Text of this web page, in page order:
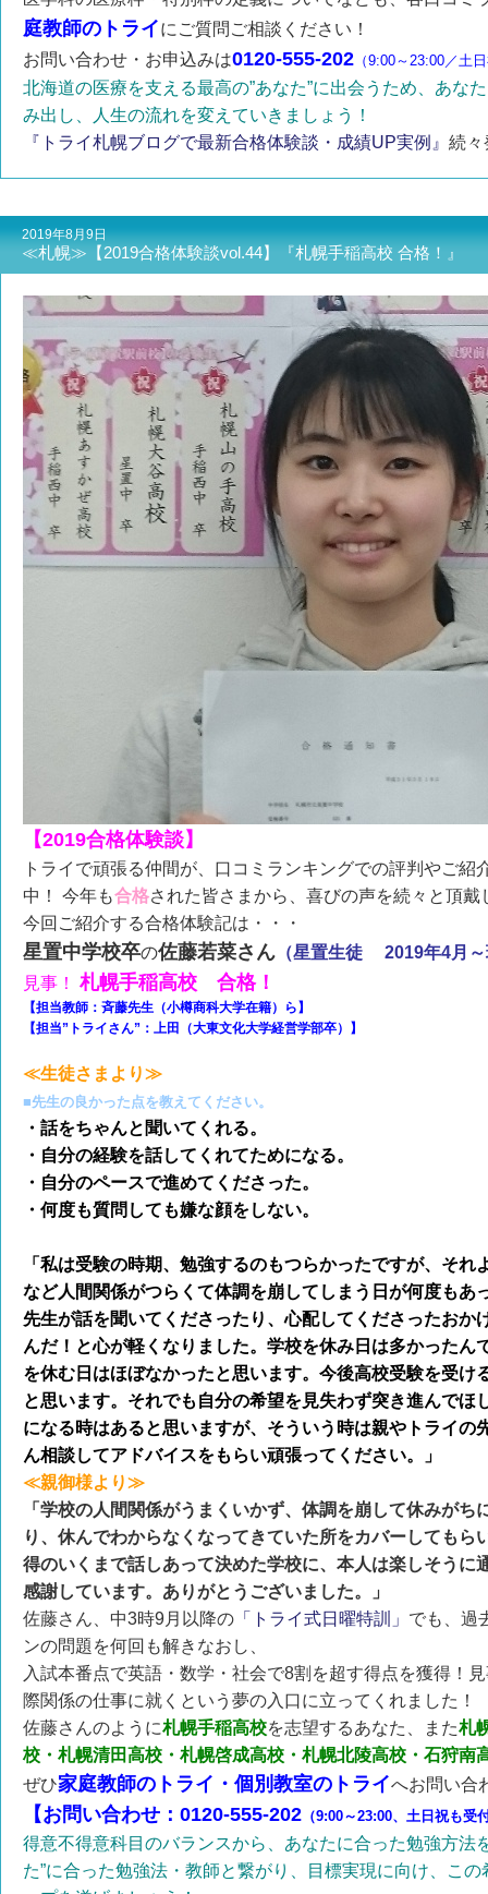
庭教師のトライにご質問ご相談ください！
お問い合わせ・お申込みは0120-555-202 （9:00～23:00／土
北海道の医療を支える最高の”あなた”に出会うため、あな
み出し、人生の流れを変えていきましょう！
『トライ札幌ブログで最新合格体験談・成績UP実例』 続々
2019年8月9日
≪札幌≫【2019合格体験談vol.44】『札幌手稲高校 合格！』
【2019合格体験談】
トライで頑張る仲間が、口コミランキングでの評判やご紹
中！ 今年も合格された皆さまから、喜びの声を続々と頂戴
今回ご紹介する合格体験記は・・・
星置中学校卒の佐藤若菜さん （星置生徒 2019年4月
見事！ 札幌手稲高校 合格！
【担当教師：斉藤先生（小樽商科大学在籍）ら】
【担当”トライさん”：上田（大東文化大学経営学部卒）】
≪生徒さまより≫
■先生の良かった点を教えてください。
・話をちゃんと聞いてくれる。
・自分の経験を話してくれてためになる。
・自分のペースで進めてくださった。
・何度も質問しても嫌な顔をしない。
「私は受験の時期、勉強するのもつらかったですが、それ
など人間関係がつらくて体調を崩してしまう日が何度もあ
先生が話を聞いてくださったり、心配してくださったおか
んだ！と心が軽くなりました。学校を休み日は多かったん
を休む日はほぼなかったと思います。今後高校受験を受け
と思います。それでも自分の希望を見失わず突き進んでほ
になる時はあると思いますが、そういう時は親やトライの
ん相談してアドバイスをもらい頑張ってください。」
≪親御様より≫
「学校の人間関係がうまくいかず、体調を崩して休みがち
り、休んでわからなくなってきていた所をカバーしてもら
得のいくまで話しあって決めた学校に、本人は楽しそうに
感謝しています。ありがとうございました。」
佐藤さん、中3時9月以降の 「トライ式日曜特訓」 でも、過
ンの問題を何回も解きなおし、
入試本番点で英語・数学・社会で8割を超す得点を獲得！
際関係の仕事に就くという夢の入口に立ってくれました！
佐藤さんのように札幌手稲高校を志望するあなた、また札
校・札幌清田高校・札幌啓成高校・札幌北陵高校・石狩南
ぜひ家庭教師のトライ・個別教室のトライへお問い合
【お問い合わせ：0120-555-202 （9:00～23:00、土日祝も受
得意不得意科目のバランスから、あなたに合った勉強方法
た”に合った勉強法・教師と繋がり、目標実現に向け、こ